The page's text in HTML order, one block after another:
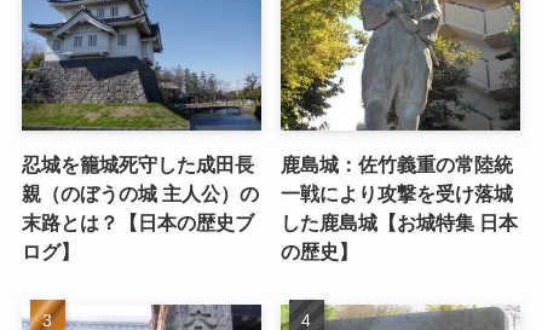
忍城を籠城死守した成田長
親（のぼうの城 主人公）の
末路とは？【日本の歴史ブ
ログ】
鹿島城：佐竹義重の常陸統
一戦により攻撃を受け落城
した鹿島城【お城特集 日本
の歴史】